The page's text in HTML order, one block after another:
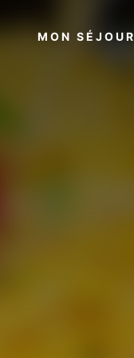
VOIR PLUSMON SÉJOUR